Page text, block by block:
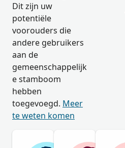
Dit zijn uw
potentiële
voorouders die
andere gebruikers
aan de
gemeenschappelijk
e stamboom
hebben
toegevoegd. Meer
te weten komen